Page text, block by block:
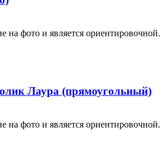
на фото и является ориентировочной.
Лаура (прямоугольный)
на фото и является ориентировочной.